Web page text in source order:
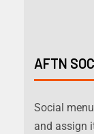
AFTN
Social
and assign